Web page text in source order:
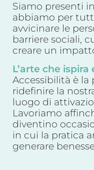
Siamo presenti
abbiamo per
avvicinare le
barriere sociali,
creare un
L’arte che
Accessibilità è la
ridefinire la
luogo di
Lavoriamo
diventino
in cui la pratica
generare